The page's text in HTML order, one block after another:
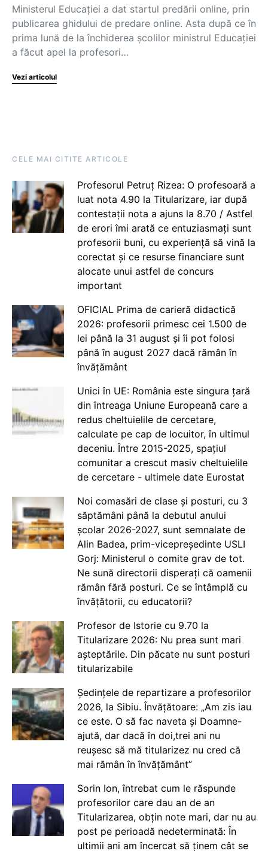
Ministerul Educației a dat startul predării online, prin
publicarea ghidului de predare online. Asta după ce în
prima lună de la închiderea școlilor ministrul Educației
a făcut apel la profesori…
Vezi articolul
CELE MAI CITITE ARTICOLE
Profesorul Petruț Rizea: O profesoară a
luat nota 4.90 la Titularizare, iar după
contestații nota a ajuns la 8.70 / Astfel
de erori îmi arată ce entuziasmați sunt
profesorii buni, cu experiență să vină la
corectat și ce resurse financiare sunt
alocate unui astfel de concurs
important
OFICIAL Prima de carieră didactică
2026: profesorii primesc cei 1.500 de
lei până la 31 august și îi pot folosi
până în august 2027 dacă rămân în
învățământ
Unici în UE: România este singura țară
din întreaga Uniune Europeană care a
redus cheltuielile de cercetare,
calculate pe cap de locuitor, în ultimul
deceniu. Între 2015-2025, spațiul
comunitar a crescut masiv cheltuielile
de cercetare - ultimele date Eurostat
Noi comasări de clase și posturi, cu 3
săptămâni până la debutul anului
școlar 2026-2027, sunt semnalate de
Alin Badea, prim-vicepreședinte USLI
Gorj: Ministerul o comite grav de tot.
Ne sună directorii disperați că oamenii
rămân fără posturi. Ce se întâmplă cu
învățătorii, cu educatorii?
Profesor de Istorie cu 9.70 la
Titularizare 2026: Nu prea sunt mari
așteptările. Din păcate nu sunt posturi
titularizabile
Ședințele de repartizare a profesorilor
2026, la Sibiu. Învățătoare: „Am zis iau
ce este. O să fac naveta și Doamne-
ajută, dar dacă în doi,trei ani nu
reușesc să mă titularizez nu cred că
mai rămân în învățământ”
Sorin Ion, întrebat cum le răspunde
profesorilor care dau an de an
Titularizarea, obțin note mari, dar nu au
post pe perioadă nedeterminată: În
ultimii ani am încercat să ținem cât se